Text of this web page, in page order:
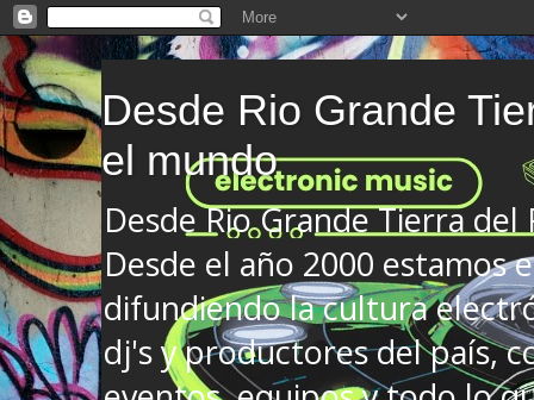
Desde Rio Grande
el mundo
Desde Rio Grande Tierra
Desde el año 2000 estamos
difundiendo la cultura
dj's y productores del país,